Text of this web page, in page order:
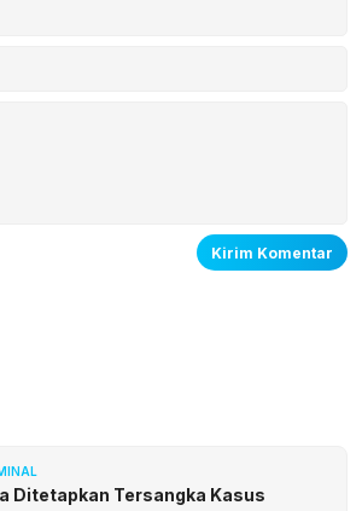
Ditetapkan Tersangka Kasus